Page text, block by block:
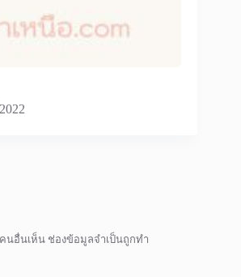
นอื่นเห็น ช่องข้อมูลจำเป็นถูกทำ